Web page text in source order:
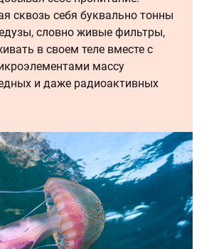
сквозь себя буквально тонны
словно живые фильтры,
в своем теле вместе с
массу
и даже радиоактивных